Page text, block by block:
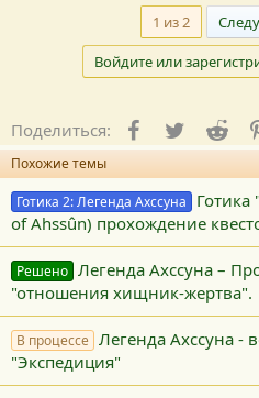
1 из 2
Войдите или
Поделиться: Facebook
Twitter
Похожие темы
Готика 2: Легенда Ахссуна
Готика
of Ahssûn) прохождение
Решено Легенда Ахссуна –
"отношения хищник-жертва".
В процессе Легенда Ахссуна -
"Экспедиция"